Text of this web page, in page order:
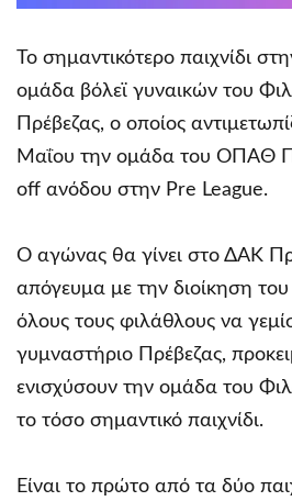
Το σημαντικότερο παιχνίδι
ομάδα βόλεϊ γυναικών του
Πρέβεζας, ο οποίος
Μαΐου την ομάδα του ΟΠΑΘ
off ανόδου στην Pre League.
Ο αγώνας θα γίνει στο ΔΑΚ
απόγευμα με την διοίκηση
όλους τους φιλάθλους να
γυμναστήριο Πρέβεζας,
ενισχύσουν την ομάδα του
το τόσο σημαντικό παιχνίδι.
Είναι το πρώτο από τα δύο